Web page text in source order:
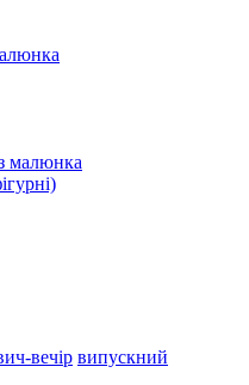
малюнка
вечір випускний